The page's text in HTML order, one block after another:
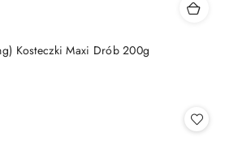
Kosteczki Maxi Drób 200g